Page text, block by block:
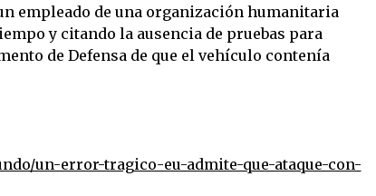
empleado de una organización humanitaria
y citando la ausencia de pruebas para
de Defensa de que el vehículo contenía
un-error-tragico-eu-admite-que-ataque-con-